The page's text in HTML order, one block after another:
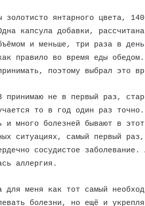
золотисто янтарного цвета,
капсула добавки,
и меньше, три раза в
правило во время еды
поэтому выбрал это
принимаю не в первый раз,
то в год один раз
и много болезней бывают в
ситуациях, самый первый
сосудистое
аллергия.
для меня как тот самый
болезни, но ещё и